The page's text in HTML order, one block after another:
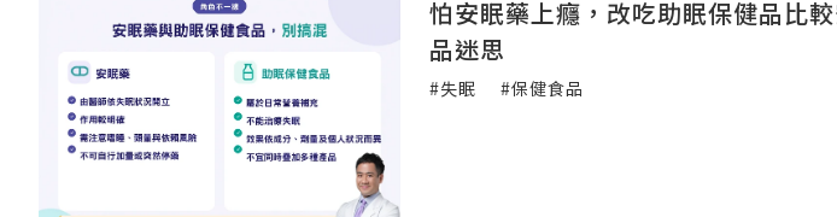
怕安眠藥上癮，改吃助眠保健品比
品迷思
#失眠 #保健食品